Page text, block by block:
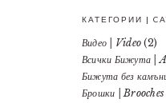
КАТЕГОРИИ |
Видео | Video (2)
Всички Бижута |
Бижута без
Брошки | Brooches